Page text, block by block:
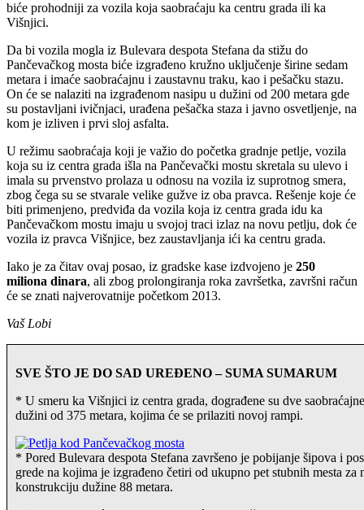
biće prohodniji za vozila koja saobraćaju ka centru grada ili ka
Višnjici.
Da bi vozila mogla iz Bulevara despota Stefana da stižu do
Pančevačkog mosta biće izgrađeno kružno uključenje širine sedam
metara i imaće saobraćajnu i zaustavnu traku, kao i pešačku stazu.
On će se nalaziti na izgrađenom nasipu u dužini od 200 metara gde
su postavljani ivičnjaci, urađena pešačka staza i javno osvetljenje, na
kom je izliven i prvi sloj asfalta.
U režimu saobraćaja koji je važio do početka gradnje petlje, vozila
koja su iz centra grada išla na Pančevački mostu skretala su ulevo i
imala su prvenstvo prolaza u odnosu na vozila iz suprotnog smera,
zbog čega su se stvarale velike gužve iz oba pravca. Rešenje koje će
biti primenjeno, predviđa da vozila koja iz centra grada idu ka
Pančevačkom mostu imaju u svojoj traci izlaz na novu petlju, dok će
vozila iz pravca Višnjice, bez zaustavljanja ići ka centru grada.
Iako je za čitav ovaj posao, iz gradske kase izdvojeno je 250
miliona dinara, ali zbog prolongiranja roka završetka, završni račun
će se znati najverovatnije početkom 2013.
Vaš Lobi
SVE ŠTO JE DO SAD UREĐENO – SUMA SUMARUM
* U smeru ka Višnjici iz centra grada, dograđene su dve
dužini od 375 metara, kojima će se prilaziti novoj rampi.
* Pored Bulevara despota Stefana završeno je pobijanje šipova i
grede na kojima je izgrađeno četiri od ukupno pet stubnih mesta za
konstrukciju dužine 88 metara.